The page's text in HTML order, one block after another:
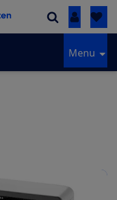
Inloggen
Menu